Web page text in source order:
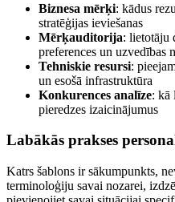
Biznesa mērķi: kādus
stratēģijas ieviešanas
Mērķauditorija: lietotāju
preferences un uzvedības
Tehniskie resursi:
un esošā infrastruktūra
Konkurences analīze: kā
pieredzes izaicinājumus
Labākās prakses
Katrs šablons ir sākumpunkts,
terminoloģiju savai nozarei,